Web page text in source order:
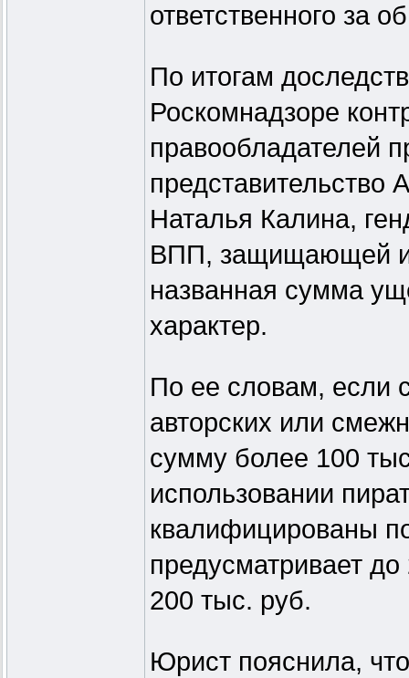
ответственного за
По итогам
Роскомнадзоре
правообладателей
представительство
Наталья Калина,
ВПП, защищающей
названная сумма
характер.
По ее словам, если
авторских или
сумму более 100
использовании
квалифицированы
предусматривает
200 тыс. руб.
Юрист пояснила,